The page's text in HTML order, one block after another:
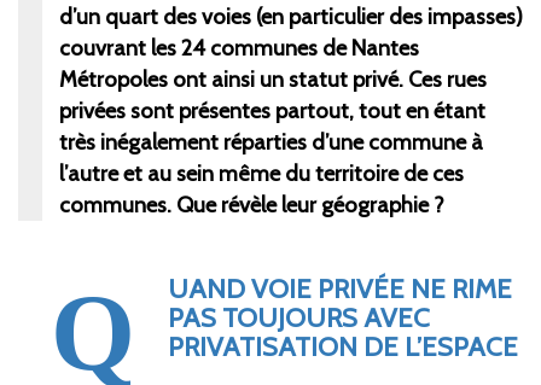
d’un quart des voies (en particulier des impasses)
couvrant les 24 communes de Nantes
Métropoles ont ainsi un statut privé. Ces rues
privées sont présentes partout, tout en étant
très inégalement réparties d’une commune à
l’autre et au sein même du territoire de ces
communes. Que révèle leur géographie ?
Q
UAND VOIE PRIVÉE NE RIME
PAS TOUJOURS AVEC
PRIVATISATION DE L’ESPACE